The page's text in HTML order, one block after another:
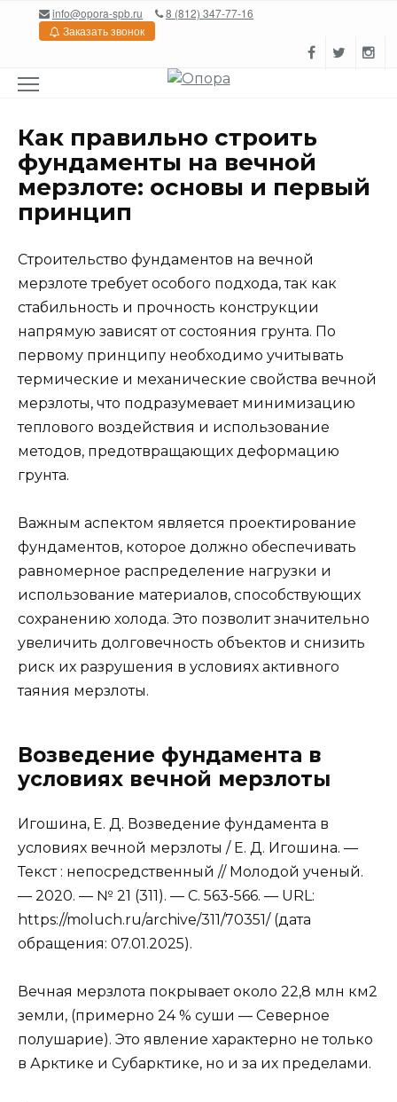
Перейтиinfo@opora-spb.ru
8 (812) 347-77-16
Заказать звонок
Как правильно строить
фундаменты на вечной
мерзлоте: основы и первый
принцип
Строительство фундаментов на вечной
мерзлоте требует особого подхода, так как
стабильность и прочность конструкции
напрямую зависят от состояния грунта. По
первому принципу необходимо учитывать
термические и механические свойства вечной
мерзлоты, что подразумевает минимизацию
теплового воздействия и использование
методов, предотвращающих деформацию
грунта.
Важным аспектом является проектирование
фундаментов, которое должно обеспечивать
равномерное распределение нагрузки и
использование материалов, способствующих
сохранению холода. Это позволит значительно
увеличить долговечность объектов и снизить
риск их разрушения в условиях активного
таяния мерзлоты.
Возведение фундамента в
условиях вечной мерзлоты
Игошина, Е. Д. Возведение фундамента в
условиях вечной мерзлоты / Е. Д. Игошина. —
Текст : непосредственный // Молодой ученый.
— 2020. — № 21 (311). — С. 563-566. — URL:
https://moluch.ru/archive/311/70351/ (дата
обращения: 07.01.2025).
Вечная мерзлота покрывает около 22,8 млн км2
земли, (примерно 24 % суши — Северное
полушарие). Это явление характерно не только
в Арктике и Субарктике, но и за их пределами.